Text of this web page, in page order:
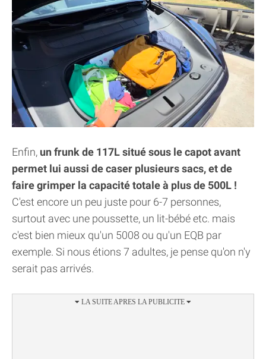
Enfin, un frunk de 117L situé sous le capot avant
permet lui aussi de caser plusieurs sacs, et de
faire grimper la capacité totale à plus de 500L !
C'est encore un peu juste pour 6-7 personnes,
surtout avec une poussette, un lit-bébé etc. mais
c'est bien mieux qu'un 5008 ou qu'un EQB par
exemple. Si nous étions 7 adultes, je pense qu'on n'y
serait pas arrivés.